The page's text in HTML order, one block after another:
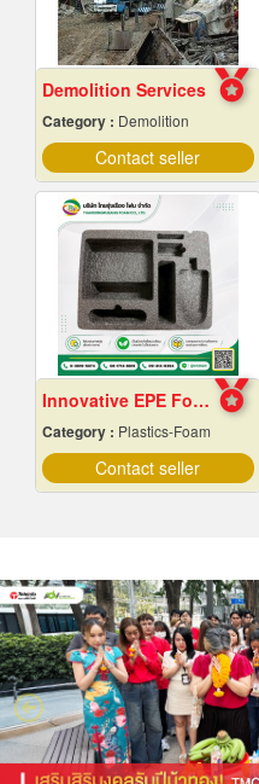
Demolition Services
Category : Demolition
Contact seller
Innovative EPE Foam packaging
Category : Plastics-Foam
Contact seller